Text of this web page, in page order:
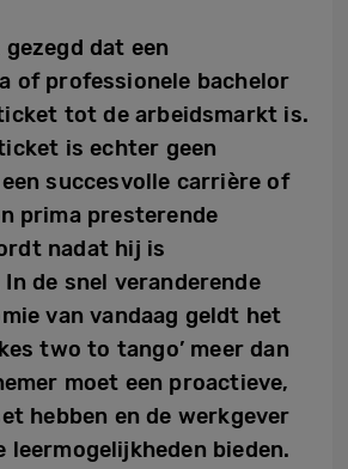
dat een
of professionele bachelor
tot de arbeidsmarkt is.
is echter geen
succesvolle carrière of
prima presterende
nadat hij is
In de snel veranderende
van vandaag geldt het
two to tango’ meer dan
moet een proactieve,
hebben en de werkgever
leermogelijkheden bieden.